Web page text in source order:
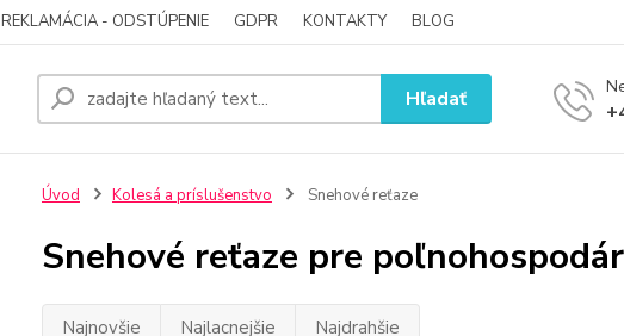
REKLAMÁCIA - ODSTÚPENIE GDPR KONTAKTY BLOG
Hľadať
Úvod Kolesá a príslušenstvo Snehové reťaze
Snehové reťaze pre
Najnovšie Najlacnejšie Najdrahšie